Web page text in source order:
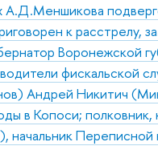
А.Д.Меншикова
к расстрелу,
Воронежской
фискальской
Андрей Никитич
в Копоси; полковник,
начальник Переписной